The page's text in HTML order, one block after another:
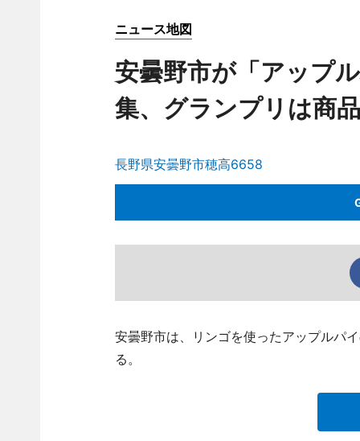
ニュース地図
安曇野市が「アップ
集、グランプリは商
長野県安曇野市穂高6658
安曇野市は、リンゴを使ったアップルパ
る。